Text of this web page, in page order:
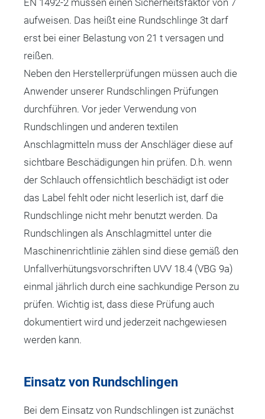
EN 1492-2 müssen einen Sicherheitsfaktor von 7
aufweisen. Das heißt eine Rundschlinge 3t darf
erst bei einer Belastung von 21 t versagen und
reißen.
Neben den Herstellerprüfungen müssen auch die
Anwender unserer Rundschlingen Prüfungen
durchführen. Vor jeder Verwendung von
Rundschlingen und anderen textilen
Anschlagmitteln muss der Anschläger diese auf
sichtbare Beschädigungen hin prüfen. D.h. wenn
der Schlauch offensichtlich beschädigt ist oder
das Label fehlt oder nicht leserlich ist, darf die
Rundschlinge nicht mehr benutzt werden. Da
Rundschlingen als Anschlagmittel unter die
Maschinenrichtlinie zählen sind diese gemäß den
Unfallverhütungsvorschriften UVV 18.4 (VBG 9a)
einmal jährlich durch eine sachkundige Person zu
prüfen. Wichtig ist, dass diese Prüfung auch
dokumentiert wird und jederzeit nachgewiesen
werden kann.
Einsatz von Rundschlingen
Bei dem Einsatz von Rundschlingen ist zunächst